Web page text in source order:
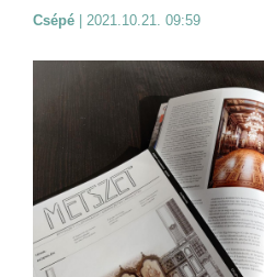
Csépé 2021.10.21. 09:59